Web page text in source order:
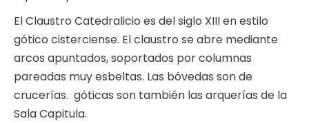
El Claustro Catedralicio es del siglo XIII en estilo
gótico cisterciense. El claustro se abre mediante
arcos apuntados, soportados por columnas
pareadas muy esbeltas. Las bóvedas son de
crucerías. góticas son también las arquerías de la
Sala Capitula.